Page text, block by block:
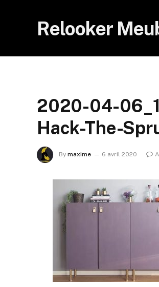
Relooker
2020-04-
Hack-The-
By maxime 6 avril 2020